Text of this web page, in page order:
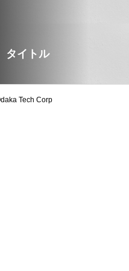
タイトル
Tech Corp